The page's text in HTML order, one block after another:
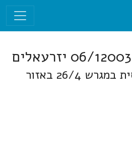
שינוי קו בנין ותכסית במגרש 26/4 באזור